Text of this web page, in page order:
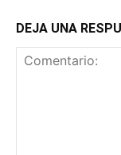
DEJA UNA